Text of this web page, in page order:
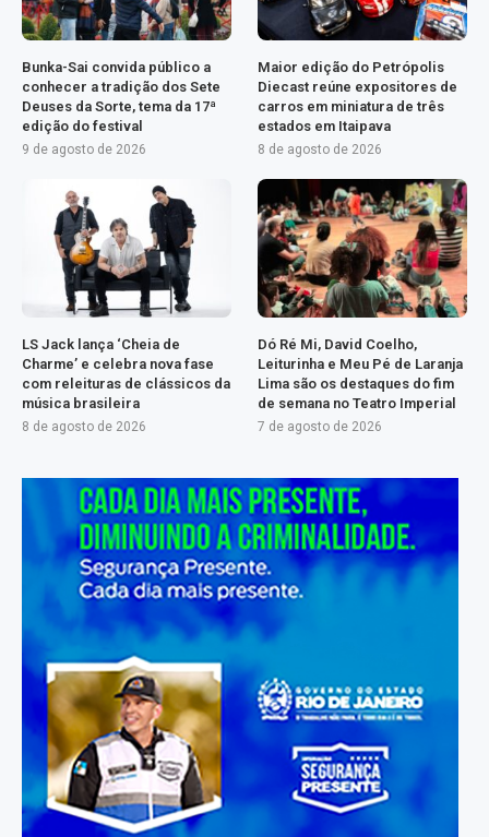
Bunka-Sai convida público a
conhecer a tradição dos Sete
Deuses da Sorte, tema da 17ª
edição do festival
9 de agosto de 2026
Maior edição do Petrópolis
Diecast reúne expositores de
carros em miniatura de três
estados em Itaipava
8 de agosto de 2026
LS Jack lança ‘Cheia de
Charme’ e celebra nova fase
com releituras de clássicos da
música brasileira
8 de agosto de 2026
Dó Ré Mi, David Coelho,
Leiturinha e Meu Pé de Laranja
Lima são os destaques do fim
de semana no Teatro Imperial
7 de agosto de 2026